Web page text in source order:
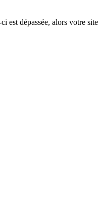
dépassée, alors votre